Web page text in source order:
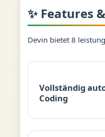
✨ Features
Devin bietet 8
Vollständig
Coding